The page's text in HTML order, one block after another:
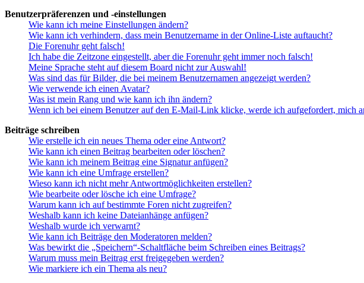
Benutzerpräferenzen und -einstellungen
Wie kann ich meine Einstellungen ändern?
Wie kann ich verhindern, dass mein Benutzername in der Online-Liste auftaucht?
Die Forenuhr geht falsch!
Ich habe die Zeitzone eingestellt, aber die Forenuhr geht immer noch falsch!
Meine Sprache steht auf diesem Board nicht zur Auswahl!
Was sind das für Bilder, die bei meinem Benutzernamen angezeigt werden?
Wie verwende ich einen Avatar?
Was ist mein Rang und wie kann ich ihn ändern?
Wenn ich bei einem Benutzer auf den E-Mail-Link klicke, werde ich aufgefordert, mich
Beiträge schreiben
Wie erstelle ich ein neues Thema oder eine Antwort?
Wie kann ich einen Beitrag bearbeiten oder löschen?
Wie kann ich meinem Beitrag eine Signatur anfügen?
Wie kann ich eine Umfrage erstellen?
Wieso kann ich nicht mehr Antwortmöglichkeiten erstellen?
Wie bearbeite oder lösche ich eine Umfrage?
Warum kann ich auf bestimmte Foren nicht zugreifen?
Weshalb kann ich keine Dateianhänge anfügen?
Weshalb wurde ich verwarnt?
Wie kann ich Beiträge den Moderatoren melden?
Was bewirkt die „Speichern“-Schaltfläche beim Schreiben eines Beitrags?
Warum muss mein Beitrag erst freigegeben werden?
Wie markiere ich ein Thema als neu?